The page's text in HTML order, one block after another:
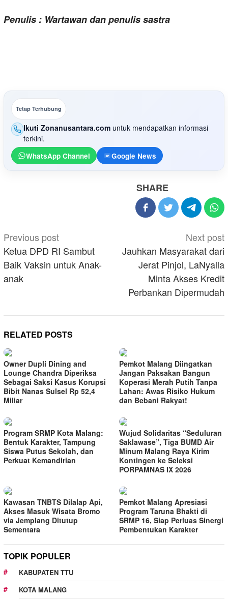
Penulis : Wartawan dan penulis sastra
Tetap Terhubung
Ikuti Zonanusantara.com untuk mendapatkan informasi
terkini.
WhatsApp Channel Google News
SHARE
Post
navigation
Previous post
Ketua DPD RI Sambut
Baik Vaksin untuk Anak-
anak
Next post
Jauhkan Masyarakat dari
Jerat Pinjol, LaNyalla
Minta Akses Kredit
Perbankan Dipermudah
RELATED POSTS
Owner Dupli Dining and
Lounge Chandra Diperiksa
Sebagai Saksi Kasus Korupsi
Bibit Nanas Sulsel Rp 52,4
Miliar
Pemkot Malang Diingatkan
Jangan Paksakan Bangun
Koperasi Merah Putih Tanpa
Lahan: Awas Risiko Hukum
dan Bebani Rakyat!
Program SRMP Kota Malang:
Bentuk Karakter, Tampung
Siswa Putus Sekolah, dan
Perkuat Kemandirian
Wujud Solidaritas “Seduluran
Saklawase”, Tiga BUMD Air
Minum Malang Raya Kirim
Kontingen ke Seleksi
PORPAMNAS IX 2026
Kawasan TNBTS Dilalap Api,
Akses Masuk Wisata Bromo
via Jemplang Ditutup
Sementara
Pemkot Malang Apresiasi
Program Taruna Bhakti di
SRMP 16, Siap Perluas Sinergi
Pembentukan Karakter
TOPIK POPULER
KABUPATEN TTU
KOTA MALANG